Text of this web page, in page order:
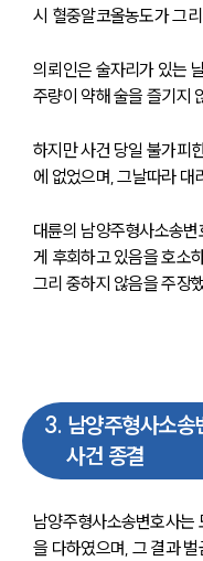
시 혈중알코올농도가 그
의뢰인은 술자리가 있는
주량이 약해 술을 즐기지
하지만 사건 당일 불가피
에 없었으며, 그날따라 대
대륜의 남양주형사소송
게 후회하고 있음을 호소
그리 중하지 않음을 주장
3. 남양주형사소송
사건 종결
남양주형사소송변호사는
을 다하였으며, 그 결과